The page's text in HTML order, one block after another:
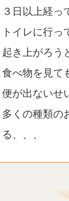
３日以上経っ
トイレに行
起き上がろう
食べ物を見て
便が出ないせ
多くの種類の
る、、、